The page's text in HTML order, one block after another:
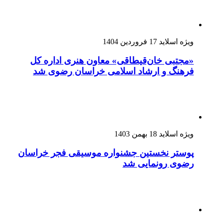
ویژه اسلاید 17 فروردین 1404
«مجتبی خان‌قیطاقی» معاون هنری اداره کل
فرهنگ و ارشاد اسلامی خراسان رضوی شد
ویژه اسلاید 18 بهمن 1403
پوستر نخستین جشنواره موسیقی فجر خراسان
رضوی رونمایی شد